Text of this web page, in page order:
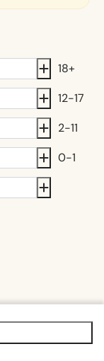
18+
12-17
2-11
0-1